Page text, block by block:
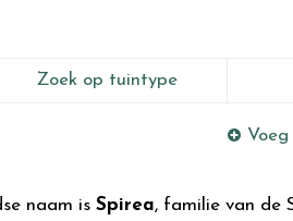
Zoek op tuintype
naam is Spirea, familie van de